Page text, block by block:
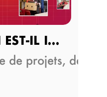
POURQUOI EST-IL IMPORTANT DE…
de projets, de